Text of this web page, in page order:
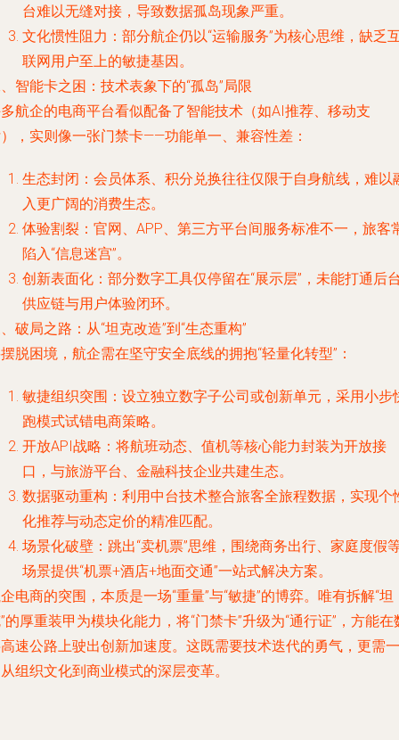
台难以无缝对接，导致数据孤岛现象严重。
文化惯性阻力：部分航企仍以“运输服务”为核心思维，缺乏
联网用户至上的敏捷基因。
智能卡之困：技术表象下的“孤岛”局限
航企的电商平台看似配备了智能技术（如AI推荐、移动支
，实则像一张门禁卡——功能单一、兼容性差：
生态封闭：会员体系、积分兑换往往仅限于自身航线，难以
入更广阔的消费生态。
体验割裂：官网、APP、第三方平台间服务标准不一，旅客
陷入“信息迷宫”。
创新表面化：部分数字工具仅停留在“展示层”，未能打通后
供应链与用户体验闭环。
破局之路：从“坦克改造”到“生态重构”
脱困境，航企需在坚守安全底线的拥抱“轻量化转型”：
敏捷组织突围：设立独立数字子公司或创新单元，采用小步
跑模式试错电商策略。
开放API战略：将航班动态、值机等核心能力封装为开放接
口，与旅游平台、金融科技企业共建生态。
数据驱动重构：利用中台技术整合旅客全旅程数据，实现个
化推荐与动态定价的精准匹配。
场景化破壁：跳出“卖机票”思维，围绕商务出行、家庭度假
场景提供“机票+酒店+地面交通”一站式解决方案。
电商的突围，本质是一场“重量”与“敏捷”的博弈。唯有拆解“坦
的厚重装甲为模块化能力，将“门禁卡”升级为“通行证”，方能在
速公路上驶出创新加速度。这既需要技术迭代的勇气，更需一
组织文化到商业模式的深层变革。